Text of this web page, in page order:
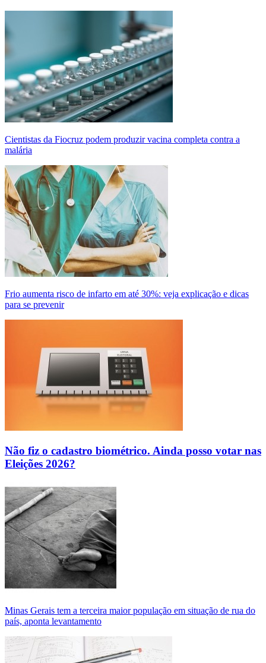
Cientistas da Fiocruz podem produzir vacina completa contra a
malária
Frio aumenta risco de infarto em até 30%: veja explicação e dicas
para se prevenir
Não fiz o cadastro biométrico. Ainda posso votar nas
Eleições 2026?
Minas Gerais tem a terceira maior população em situação de rua do
país, aponta levantamento